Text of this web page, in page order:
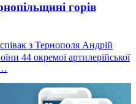
горів
з Тернополя Андрій
44 окремої артилерійської